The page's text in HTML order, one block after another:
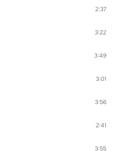
2:37
3:22
3:49
3:01
3:56
2:41
3:55